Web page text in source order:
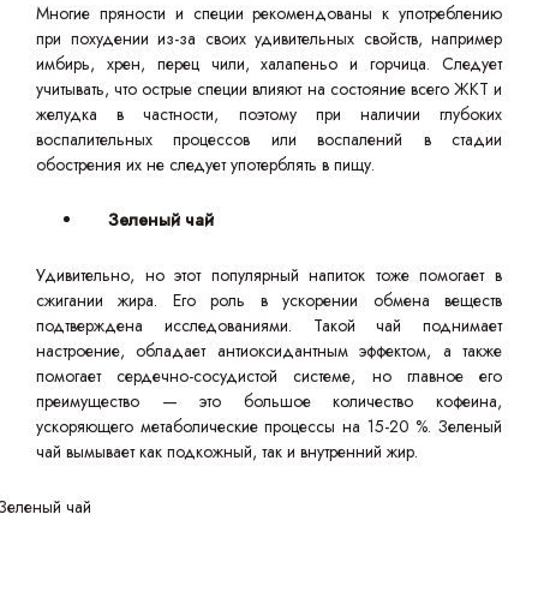
Многие пряности и специи рекомендованы к употреблению
при похудении из-за своих удивительных свойств, например
имбирь, хрен, перец чили, халапеньо и горчица. Следует
учитывать, что острые специи влияют на состояние всего ЖКТ и
желудка в частности, поэтому при наличии глубоких
воспалительных процессов или воспалений в стадии
обострения их не следует употерблять в пищу.
Зеленый чай
Удивительно, но этот популярный напиток тоже помогает в
сжигании жира. Его роль в ускорении обмена веществ
подтверждена исследованиями. Такой чай поднимает
настроение, обладает антиоксидантным эффектом, а также
помогает сердечно-сосудистой системе, но главное его
преимущество — это большое количество кофеина,
ускоряющего метаболические процессы на 15-20 %. Зеленый
чай вымывает как подкожный, так и внутренний жир.